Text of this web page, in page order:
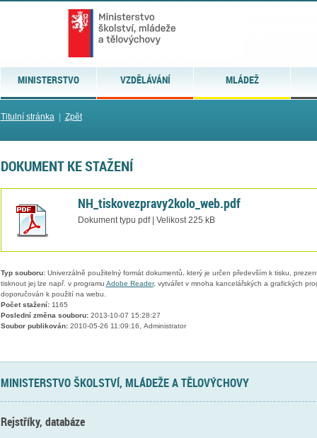
MINISTERSTVO VZDĚLÁVÁNÍ MLÁDEŽ
Titulní stránka| Zpět
DOKUMENT KE STAŽENÍ
NH_tiskovezpravy2kolo_web.pdf
Dokument typu pdf | Velikost 225 kB
Typ souboru:Univerzálně použitelný formát dokumentů, který je určen především k tisku,
tisknout jej lze např. v programu Adobe Reader, vytvářet v mnoha kancelářských a grafických
doporučován k použití na webu.
Počet stažení:1165
Poslední změna souboru:2013-10-07 15:28:27
Soubor publikován:2010-05-26 11:09:16, Administrator
MINISTERSTVO ŠKOLSTVÍ, MLÁDEŽE A TĚLOVÝCHOVY
Rejstříky, databáze